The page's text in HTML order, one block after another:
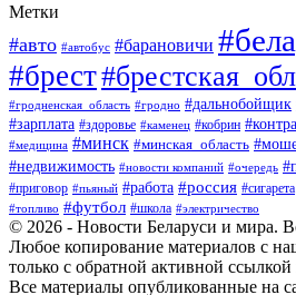
Метки
#авто #автобус #барановичи
#брест
#гродненская_область #гродно #дальнобойщик
#зарплата #здоровье #каменец #кобрин
#медицина #минск #минская_область
#недвижимость #новости компаний #очередь
#приговор #пьяный #работа #россия #сигарета
#топливо #футбол #школа #электричество
© 2026 - Новости Беларуси и мира.
Любое копирование материалов с
только с обратной активной ссылкой
Все материалы опубликованные на